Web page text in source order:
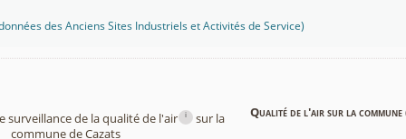
des Anciens Sites Industriels et Activités de Service)
surveillance de la qualité de l'air i
sur la
commune de Cazats
Qualité de l'air sur la commune